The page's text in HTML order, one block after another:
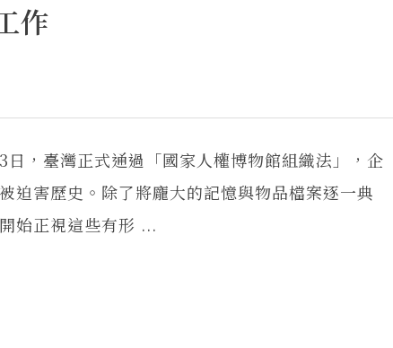
作
臺灣正式通過「國家人權博物館組織法」，企
迫害歷史。除了將龐大的記憶與物品檔案逐一典
始正視這些有形 ...